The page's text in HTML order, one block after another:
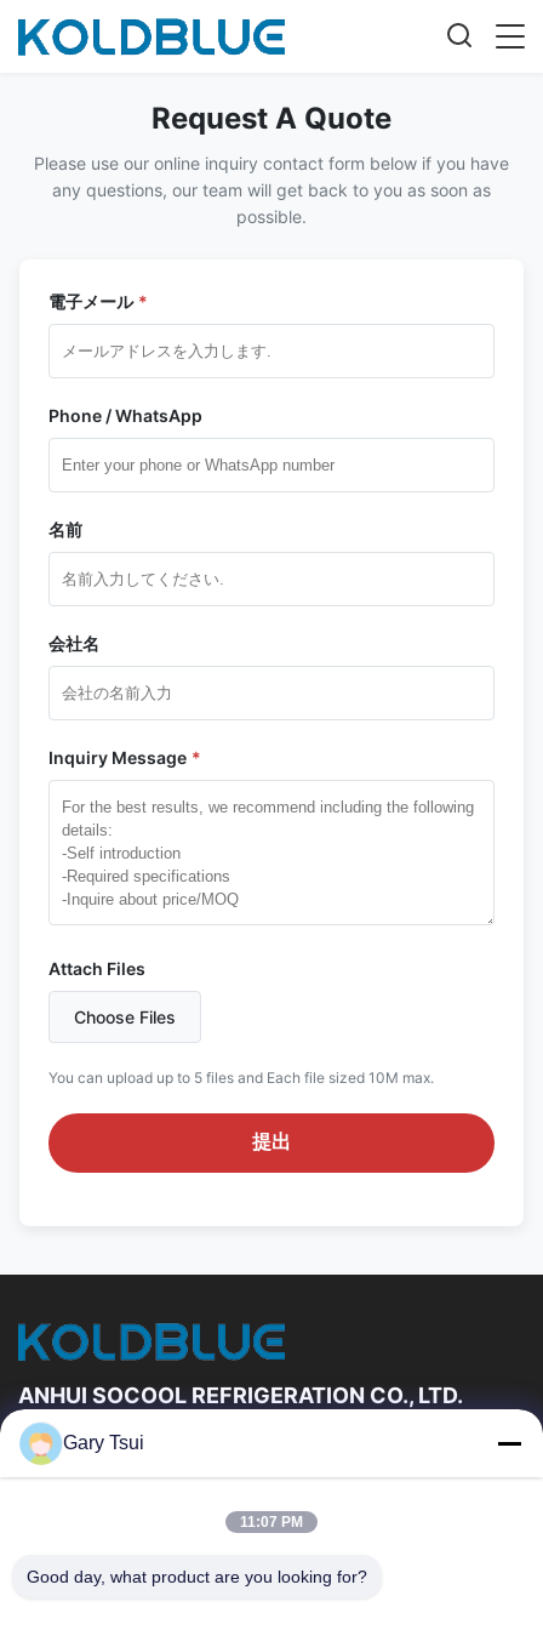
Request A Quote
Please use our online inquiry contact form below if you have
any questions, our team will get back to you as soon as
possible.
電子メール *
Phone / WhatsApp
名前
会社名
Inquiry Message *
Attach Files
Choose Files
You can upload up to 5 files and Each file sized 10M max.
提出
ANHUI SOCOOL REFRIGERATION CO., LTD.
速いリンク
私達について
工場旅行
品質管理
Gary Tsui
11:07 PM
Good day, what product are you looking for?